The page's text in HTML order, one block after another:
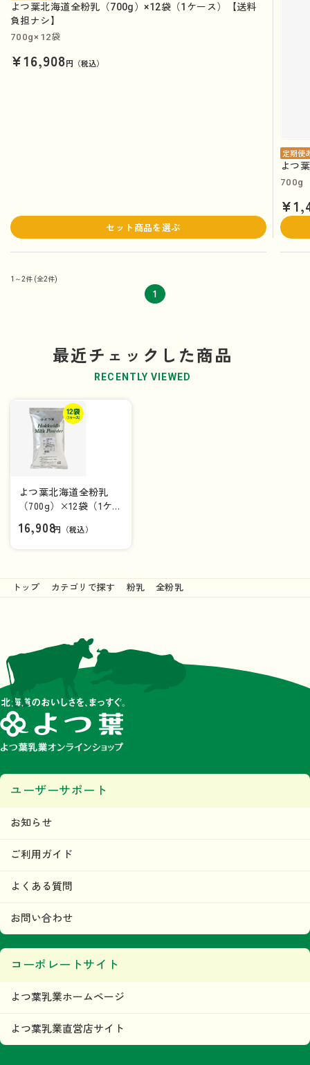
よつ葉北海道全粉乳（700g）×12袋（1ケース）【送料
負担ナシ】
700g×12袋
¥16,908円（税込）
セット商品を選ぶ
定期便
よつ
700g
1～2件 (全2件)
1
最近チェックした商品
RECENTLY VIEWED
よつ葉北海道全粉乳
（700g）×12袋（1ケー
16,908円（税込）
トップ カテゴリで探す 粉乳 全粉乳
ユーザーサポート
お知らせ
ご利用ガイド
よくある質問
お問い合わせ
コーポレートサイト
よつ葉乳業ホームページ
よつ葉乳業直営店サイト